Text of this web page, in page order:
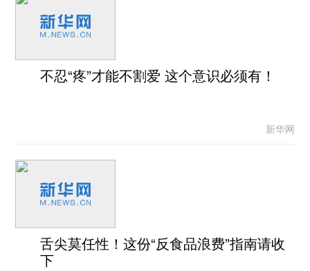
不忍“疼”才能不割爱 这个意识必须有！
新华网
舌尖莫任性！这份“反食品浪费”指南请收
下